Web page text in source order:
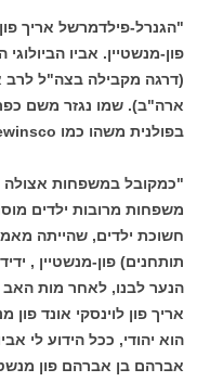
"הגנרל-פילדמרשל אריך
פון-מנשטיין. אביו
ארה"ב). שמו נגזר משם כפר
בפולנית משהו כמו Lewinsco והגרמנים ביטאו אותו – לוינסקי.
"כמקובל במשפחות אצולה
משפחות מרובות ילדים
חשוכת ילדים, שהייתה
תותחנים) פון-מנשטיין ,
הנער לבנו, לאחר מות האב
אריך פון לוינסקי אונד
הוא יהודי, ככל הידוע לי
אברהם בן אברהם פון